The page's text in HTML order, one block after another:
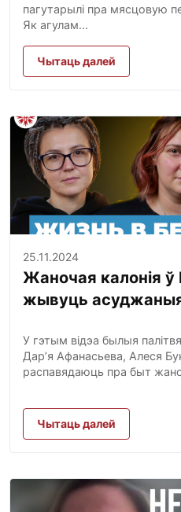
пагутарылі пра мясцовую
Як агулам...
Чытаць далей
25.11.2024
Жаночая калонія ў
жывуць
У гэтым відэа былыя
Дар’я Афанасьева, Алеся
распавядаюць пра быт
Чытаць далей